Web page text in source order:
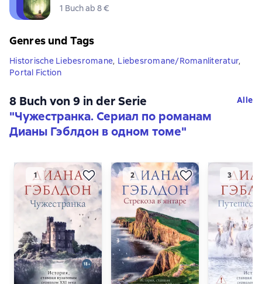
1 Buch ab 8 €
Genres und Tags
Historische Liebesromane, Liebesromane/Romanliteratur,
Portal Fiction
8 Buch von 9 in der Serie
"Чужестранка. Сериал по романам
Дианы Гэблдон в одном томе"
Alle